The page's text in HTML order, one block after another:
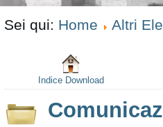
Sei qui: Home Altri
Indice Download